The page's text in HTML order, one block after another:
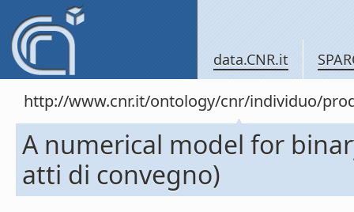
data.CNR.it
http://www.cnr.it/ontology/cnr/individuo/
A numerical model for
atti di convegno)